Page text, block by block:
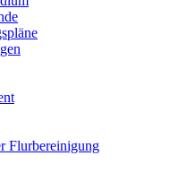
Flurbereinigung